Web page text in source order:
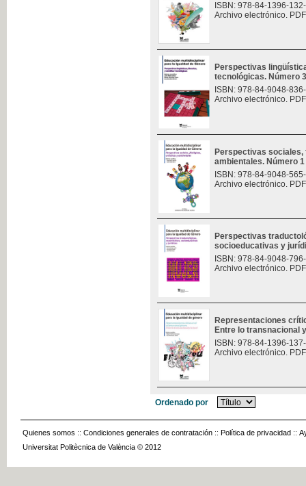
ISBN: 978-84-1396-
Archivo electrónico.
Perspectivas
tecnológicas. Número 3
ISBN: 978-84-9048-
Archivo electrónico.
Perspectivas
ambientales. Número 1
ISBN: 978-84-9048-
Archivo electrónico.
Perspectivas
socioeducativas y
ISBN: 978-84-9048-
Archivo electrónico.
Representaciones
Entre lo transnacional
ISBN: 978-84-1396-
Archivo electrónico.
Ordenado por
Quienes somos :: Condiciones generales de contratación :: Política de privacidad ::
Universitat Politècnica de València © 2012